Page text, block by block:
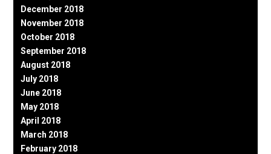
December 2018
November 2018
October 2018
September 2018
August 2018
July 2018
June 2018
May 2018
April 2018
March 2018
February 2018